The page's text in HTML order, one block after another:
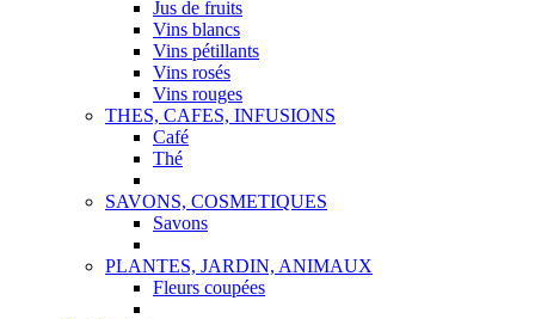
Jus de fruits
Vins blancs
Vins pétillants
Vins rosés
Vins rouges
THES, CAFES, INFUSIONS
Café
Thé
SAVONS, COSMETIQUES
Savons
PLANTES, JARDIN, ANIMAUX
Fleurs coupées